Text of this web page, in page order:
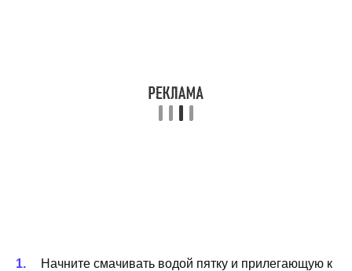
Начните смачивать водой пятку и прилегающую к